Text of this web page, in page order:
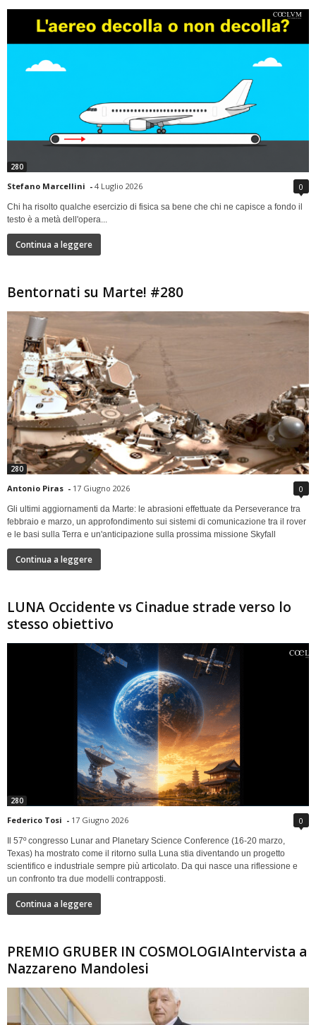
280
Stefano Marcellini - 4 Luglio 2026 0
Chi ha risolto qualche esercizio di fisica sa bene che chi ne capisce a fondo il
testo è a metà dell'opera...
Continua a leggere
Bentornati su Marte! #280
280
Antonio Piras - 17 Giugno 2026 0
Gli ultimi aggiornamenti da Marte: le abrasioni effettuate da Perseverance tra
febbraio e marzo, un approfondimento sui sistemi di comunicazione tra il rover
e le basi sulla Terra e un'anticipazione sulla prossima missione Skyfall
Continua a leggere
LUNA Occidente vs Cinadue strade verso lo
stesso obiettivo
280
Federico Tosi - 17 Giugno 2026 0
Il 57º congresso Lunar and Planetary Science Conference (16-20 marzo,
Texas) ha mostrato come il ritorno sulla Luna stia diventando un progetto
scientifico e industriale sempre più articolato. Da qui nasce una riflessione e
un confronto tra due modelli contrapposti.
Continua a leggere
PREMIO GRUBER IN COSMOLOGIAIntervista a
Nazzareno Mandolesi